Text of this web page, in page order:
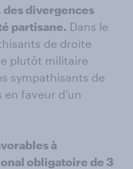
des divergences
partisane. Dans le
de droite
plutôt militaire
sympathisants de
faveur d’un
à
obligatoire de 3